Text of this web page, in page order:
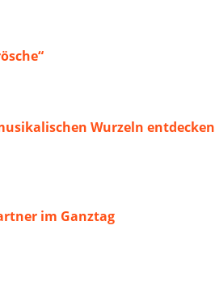
Wurzeln entdecken
im Ganztag